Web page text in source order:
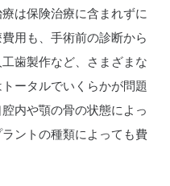
は保険治療に含まれずに
用も、手術前の診断から
歯製作など、さまざまな
ータルでいくらかが問題
内や顎の骨の状態によっ
ントの種類によっても費